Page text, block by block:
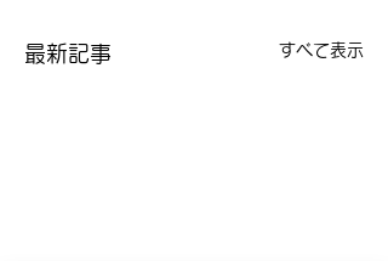
最新記事 すべて表示